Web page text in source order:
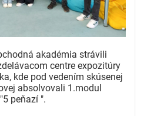
akadémia strávili
centre expozitúry
kde pod vedením skúsenej
absolvovali 1.modul
peňazí ".